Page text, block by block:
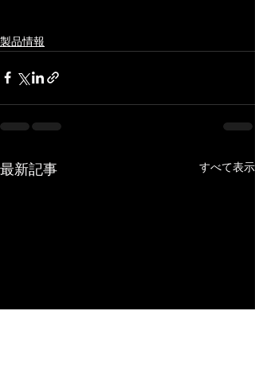
製品情報
最新記事 すべて表示